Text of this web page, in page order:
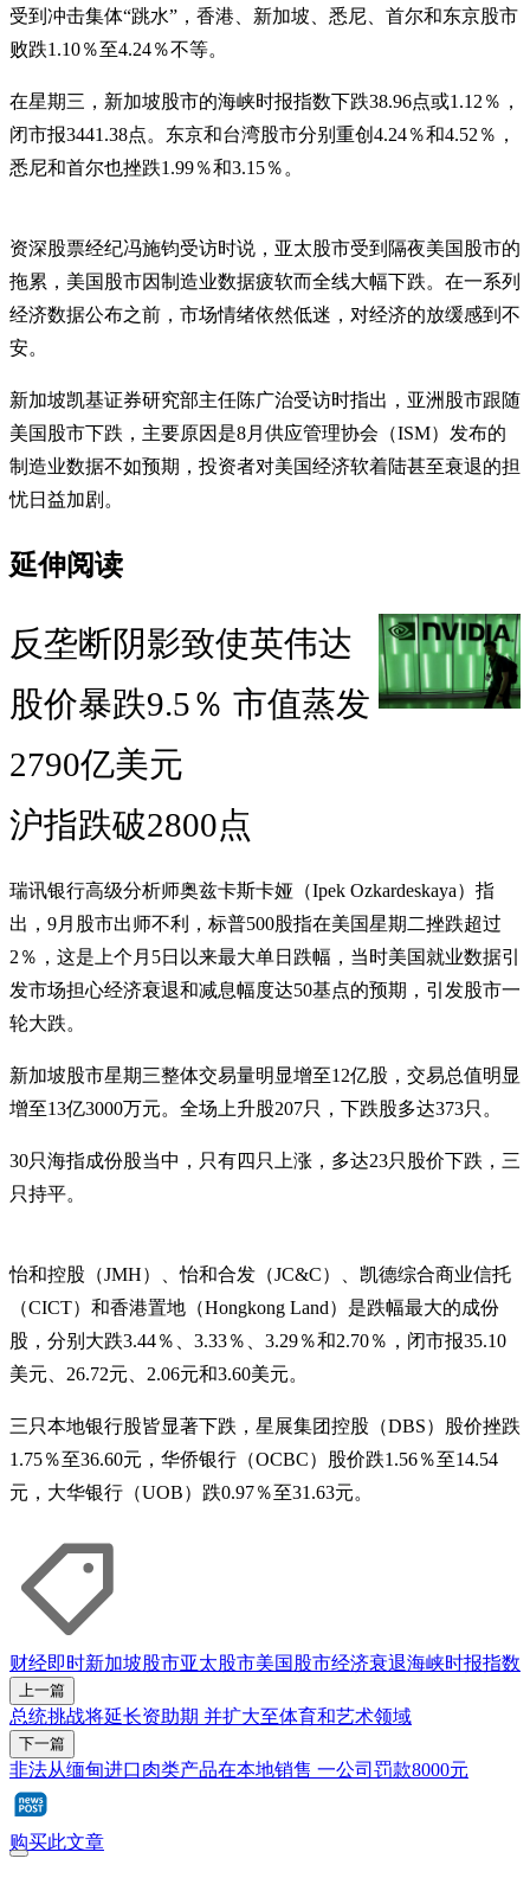
受到冲击集体“跳水”，香港、新加坡、悉尼、首尔和东京股市
败跌1.10％至4.24％不等。
在星期三，新加坡股市的海峡时报指数下跌38.96点或1.12％，
闭市报3441.38点。东京和台湾股市分别重创4.24％和4.52％，
悉尼和首尔也挫跌1.99％和3.15％。
资深股票经纪冯施钧受访时说，亚太股市受到隔夜美国股市的
拖累，美国股市因制造业数据疲软而全线大幅下跌。在一系列
经济数据公布之前，市场情绪依然低迷，对经济的放缓感到不
安。
新加坡凯基证券研究部主任陈广治受访时指出，亚洲股市跟随
美国股市下跌，主要原因是8月供应管理协会（ISM）发布的
制造业数据不如预期，投资者对美国经济软着陆甚至衰退的担
忧日益加剧。
延伸阅读
反垄断阴影致使英伟达
股价暴跌9.5％ 市值蒸发
2790亿美元
沪指跌破2800点
瑞讯银行高级分析师奥兹卡斯卡娅（Ipek Ozkardeskaya）指
出，9月股市出师不利，标普500股指在美国星期二挫跌超过
2％，这是上个月5日以来最大单日跌幅，当时美国就业数据引
发市场担心经济衰退和减息幅度达50基点的预期，引发股市一
轮大跌。
新加坡股市星期三整体交易量明显增至12亿股，交易总值明显
增至13亿3000万元。全场上升股207只，下跌股多达373只。
30只海指成份股当中，只有四只上涨，多达23只股价下跌，三
只持平。
怡和控股（JMH）、怡和合发（JC&C）、凯德综合商业信托
（CICT）和香港置地（Hongkong Land）是跌幅最大的成份
股，分别大跌3.44％、3.33％、3.29％和2.70％，闭市报35.10
美元、26.72元、2.06元和3.60美元。
三只本地银行股皆显著下跌，星展集团控股（DBS）股价挫跌
1.75％至36.60元，华侨银行（OCBC）股价跌1.56％至14.54
元，大华银行（UOB）跌0.97％至31.63元。
财经即时新加坡股市亚太股市美国股市经济衰退海峡时报指数
上一篇
总统挑战将延长资助期 并扩大至体育和艺术领域
下一篇
非法从缅甸进口肉类产品在本地销售 一公司罚款8000元
购买此文章